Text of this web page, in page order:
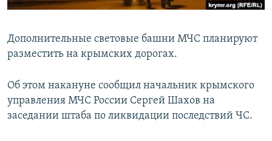
ELIFBE
Все сайты RFE/RL
Дополнительные световые башни МЧС планируют
разместить на крымских дорогах.
Об этом накануне сообщил начальник крымского
управления МЧС России Сергей Шахов на
заседании штаба по ликвидации последствий ЧС.